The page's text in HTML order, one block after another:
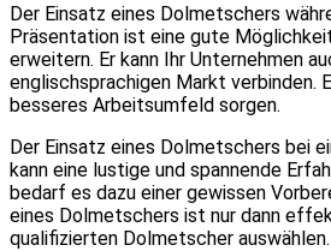
Der Einsatz eines Dolmetschers
Präsentation ist eine gute
erweitern. Er kann Ihr Unternehmen
englischsprachigen Markt verbinden.
besseres Arbeitsumfeld sorgen.
Der Einsatz eines Dolmetschers bei
kann eine lustige und spannende
bedarf es dazu einer gewissen
eines Dolmetschers ist nur dann
qualifizierten Dolmetscher auswählen.